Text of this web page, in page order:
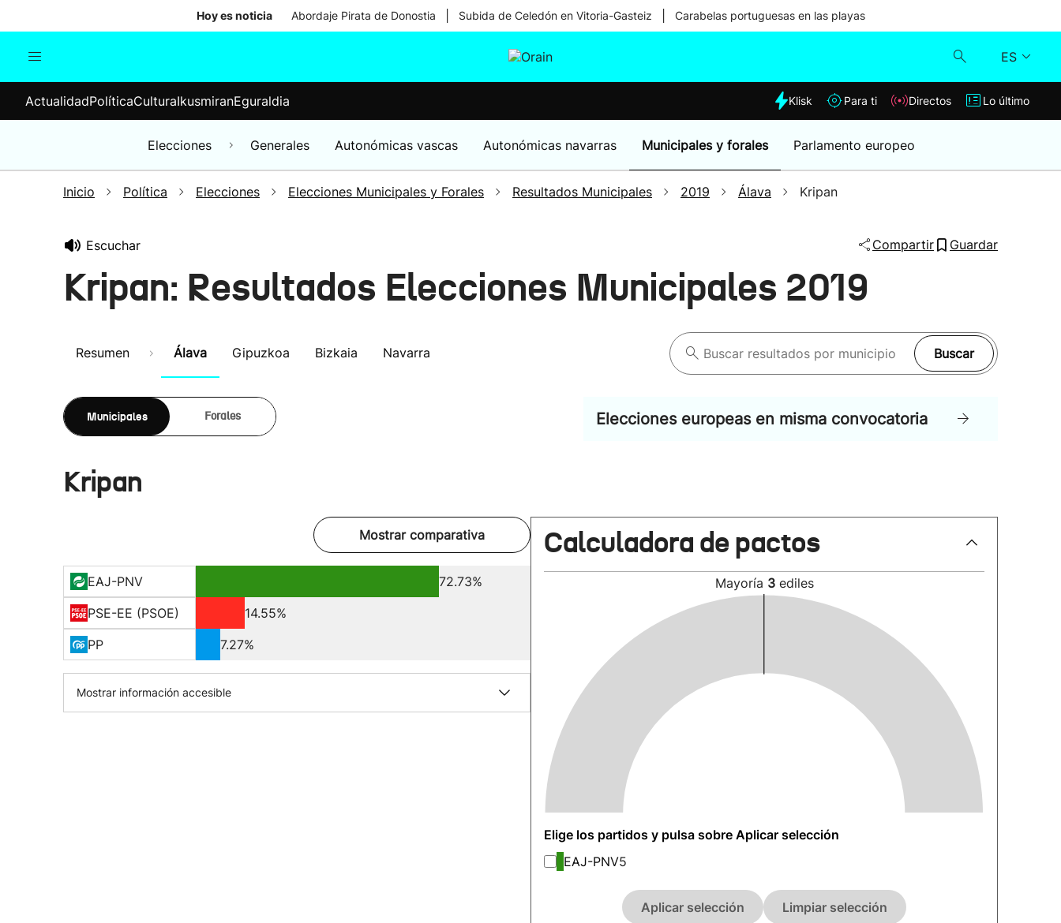
Hoy es noticia Abordaje Pirata de Donostia Subida de Celedón en Vitoria-Gasteiz Carabelas portuguesas en las playas
ES
Elecciones
Klisk
Lo último
ActualidadPolíticaCulturaIkusmiranEguraldia Klisk Para ti Directos Lo último
Elecciones Generales Autonómicas vascas Autonómicas navarras Municipales y forales Parlamento europeo
Inicio Política Elecciones Elecciones Municipales y Forales Resultados Municipales 2019 Álava Kripan
Escuchar Compartir Guardar
Kripan: Resultados Elecciones Municipales 2019
Resumen Álava Gipuzkoa Bizkaia Navarra Buscar
Municipales Forales Elecciones europeas en misma convocatoria
Kripan
Mostrar comparativa
EAJ-PNV
72.73%
PSE-EE (PSOE)
14.55%
PP
7.27%
Mostrar información accesible
Calculadora de pactos
Mayoría 3 ediles
Elige los partidos y pulsa sobre Aplicar selección
EAJ-PNV5
Aplicar selección Limpiar selección